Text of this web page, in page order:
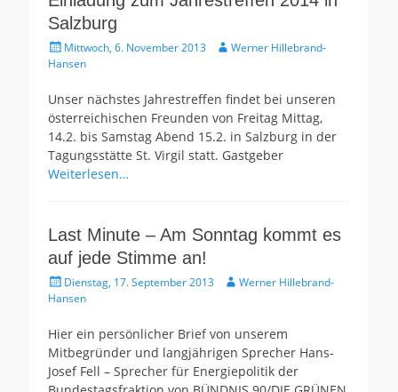
Salzburg
Gepostet
am
Mittwoch, 6. November 2013 AutorWerner Hillebrand-
Hansen
Unser nächstes Jahrestreffen findet bei unseren
österreichischen Freunden von Freitag Mittag,
14.2. bis Samstag Abend 15.2. in Salzburg in der
Tagungsstätte St. Virgil statt. Gastgeber
Weiterlesen…
Last Minute – Am Sonntag kommt es
auf jede Stimme an!
Gepostet
am
Dienstag, 17. September 2013 AutorWerner Hillebrand-
Hansen
Hier ein persönlicher Brief von unserem
Mitbegründer und langjährigen Sprecher Hans-
Josef Fell – Sprecher für Energiepolitik der